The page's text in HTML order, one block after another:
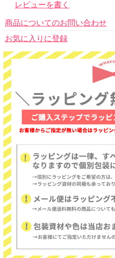
レビューを書く
商品についてのお問い合わせ
お気に入りに登録